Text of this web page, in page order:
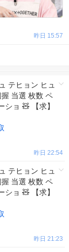
昨日 15:57
テヒョン ヒュ
当選 枚数 ペ
ョ 🧸 【求】
昨日 22:54
テヒョン ヒュ
当選 枚数 ペ
ョ 🧸 【求】
昨日 21:23